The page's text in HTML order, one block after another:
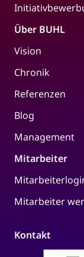
Über BUHL
Vision
Chronik
Referenzen
Blog
Management
Mitarbeiter
Mitarbeiter
Kontakt